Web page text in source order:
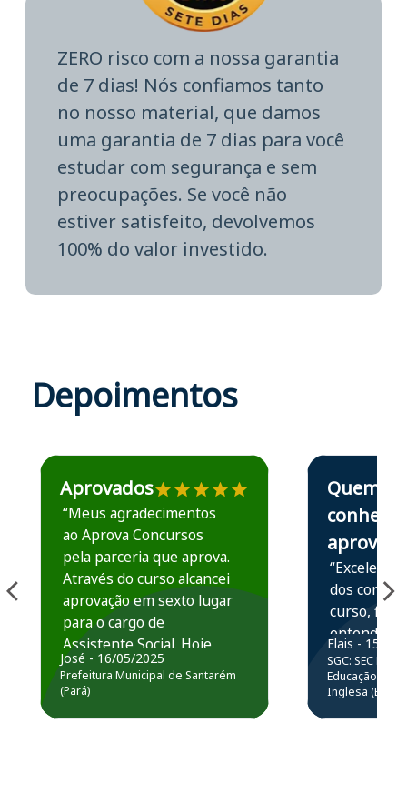
ZERO risco com a nossa garantia
de 7 dias! Nós confiamos tanto
no nosso material, que damos
uma garantia de 7 dias para você
estudar com segurança e sem
preocupações. Se você não
estiver satisfeito, devolvemos
100% do valor investido.
Depoimentos
Estudante José recomenda o Aprova Concursos em
Aprovados
“Meus agradecimentos
ao Aprova Concursos
pela parceria que aprova.
Através do curso alcancei
aprovação em sexto lugar
para o cargo de
Assistente Social. Hoje
estou atuando na
Prefeitura de Santarém.
José - 16/05/2025
Prefeitura Municipal de Santarém
(Pará)
Estudante Elais
Quem
conhece,
aprova
“Excelente
dos
curso,
entender e
prática
resolução
questões.”
Elais - 15/07/
SGC: SEC BA
Educação
Inglesa (Edital